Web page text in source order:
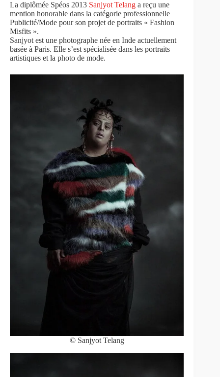
La diplômée Spéos 2013 Sanjyot Telang a reçu une
mention honorable dans la catégorie professionnelle
Publicité/Mode pour son projet de portraits « Fashion
Misfits ».
Sanjyot est une photographe née en Inde actuellement
basée à Paris. Elle s’est spécialisée dans les portraits
artistiques et la photo de mode.
© Sanjyot Telang